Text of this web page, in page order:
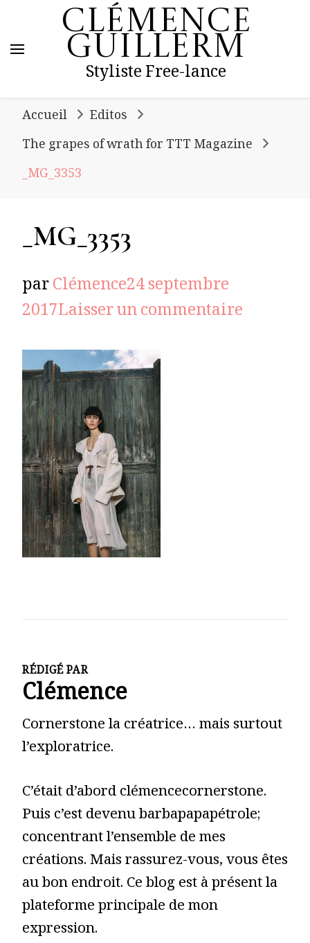
Clémence
Guillerm
Styliste Free-lance
Accueil
Editos
The grapes of wrath for TTT Magazine
_MG_3353
_MG_3353
parClémence24 septembre
2017Laisser un commentaire
RÉDIGÉ PAR
Clémence
Cornerstone la créatrice… mais surtout
l’exploratrice.
C’était d’abord clémencecornerstone.
Puis c’est devenu barbapapapétrole;
concentrant l’ensemble de mes
créations. Mais rassurez-vous, vous êtes
au bon endroit. Ce blog est à présent la
plateforme principale de mon
expression.